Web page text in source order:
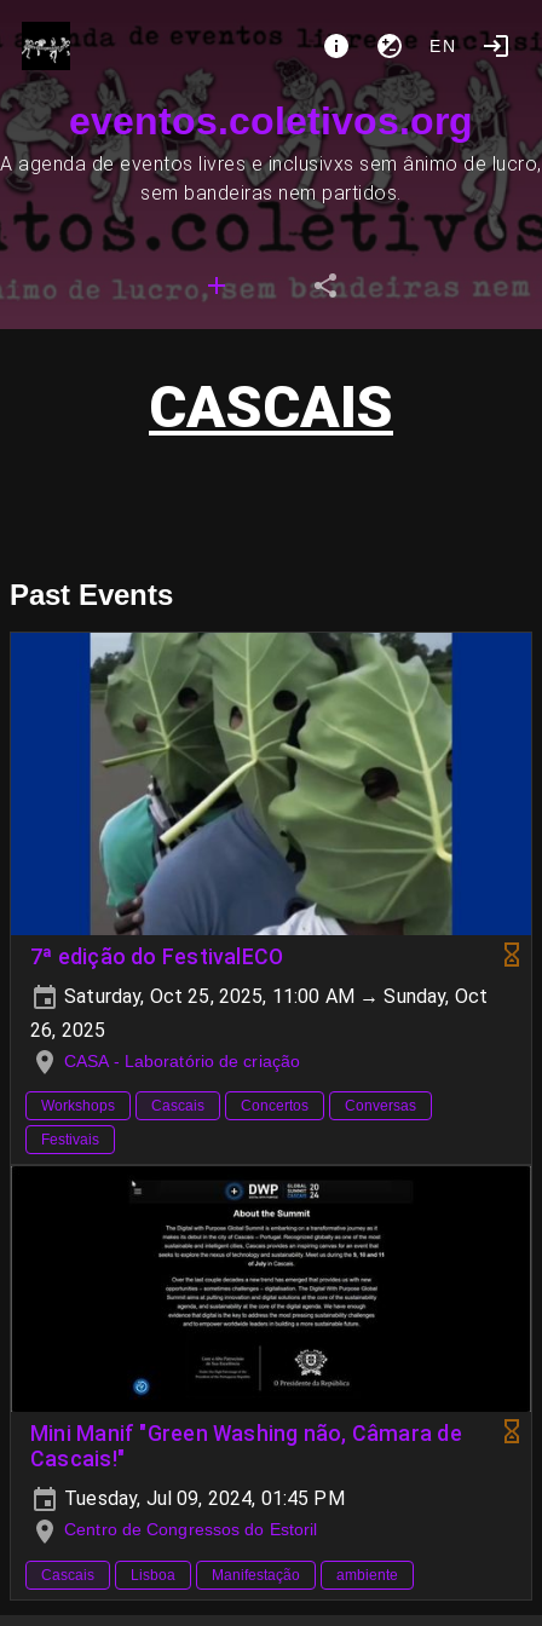
EN
eventos.coletivos.org
A agenda de eventos livres e inclusivxs sem ânimo de lucro,
sem bandeiras nem partidos.
CASCAIS
Past Events
7ª edição do FestivalECO
Saturday, Oct 25, 2025, 11:00 AM → Sunday, Oct
26, 2025
CASA - Laboratório de criação
Workshops Cascais Concertos
Conversas
Festivais
Mini Manif "Green Washing não, Câmara de
Cascais!"
Tuesday, Jul 09, 2024, 01:45 PM
Centro de Congressos do Estoril
Cascais Lisboa Manifestação ambiente